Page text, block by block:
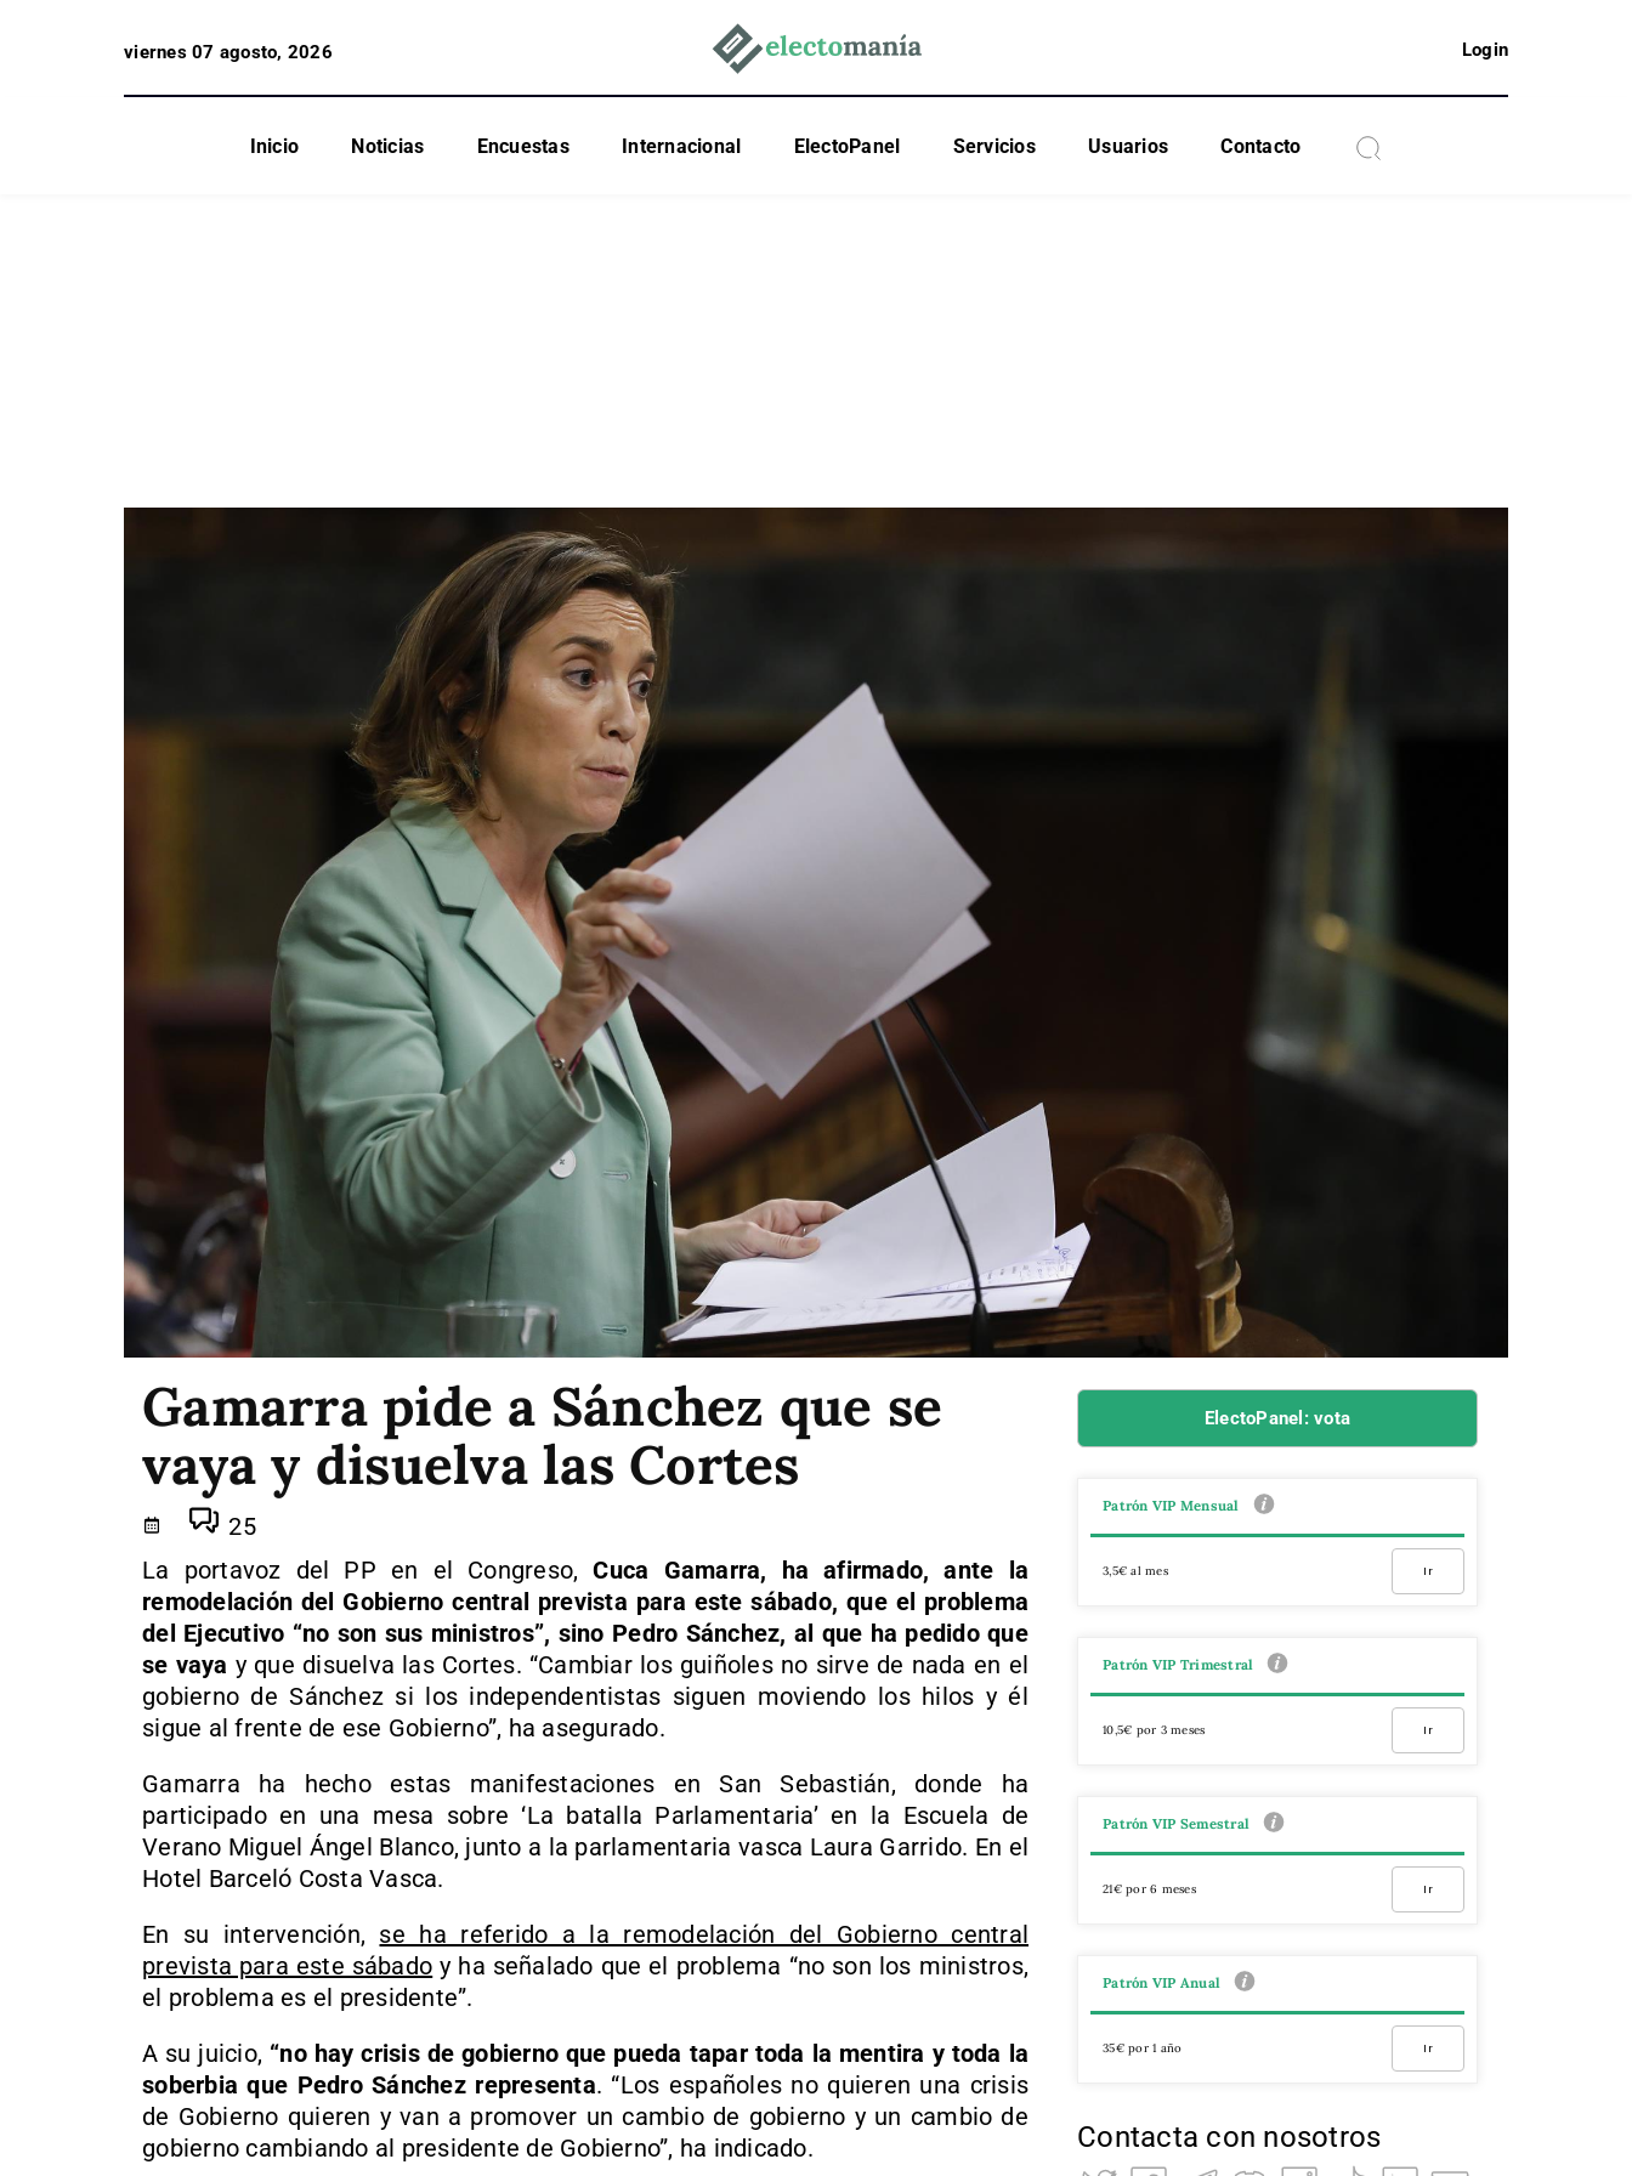
viernes 07 agosto, 2026 Login
Inicio Noticias Encuestas Internacional ElectoPanel Servicios Usuarios Contacto
Gamarra pide a Sánchez que se
vaya y disuelva las Cortes
25
La portavoz del PP en el Congreso,Cuca Gamarra, ha afirmado, ante la
remodelación del Gobierno central prevista para este sábado, que el problema
del Ejecutivo “no son sus ministros”, sino Pedro Sánchez, al que ha pedido que
se vaya y que disuelva las Cortes. “Cambiar los guiñoles no sirve de nada en el
gobierno de Sánchez si los independentistas siguen moviendo los hilos y él
sigue al frente de ese Gobierno”, ha asegurado.
Gamarra ha hecho estas manifestaciones en San Sebastián, donde ha
participado en una mesa sobre ‘La batalla Parlamentaria’ en la Escuela de
Verano Miguel Ángel Blanco, junto a la parlamentaria vasca Laura Garrido. En el
Hotel Barceló Costa Vasca.
En su intervención, se ha referido a la remodelación del Gobierno central
prevista para este sábado y ha señalado que el problema “no son los ministros,
el problema es el presidente”.
A su juicio, “no hay crisis de gobierno que pueda tapar toda la mentira y toda la
soberbia que Pedro Sánchez representa. “Los españoles no quieren una crisis
de Gobierno quieren y van a promover un cambio de gobierno y un cambio de
gobierno cambiando al presidente de Gobierno”, ha indicado.
ElectoPanel: vota
Patrón VIP Mensual
3,5€ al mes Ir
Patrón VIP Trimestral
10,5€ por 3 meses Ir
Patrón VIP Semestral
21€ por 6 meses Ir
Patrón VIP Anual
35€ por 1 año Ir
Contacta con nosotros